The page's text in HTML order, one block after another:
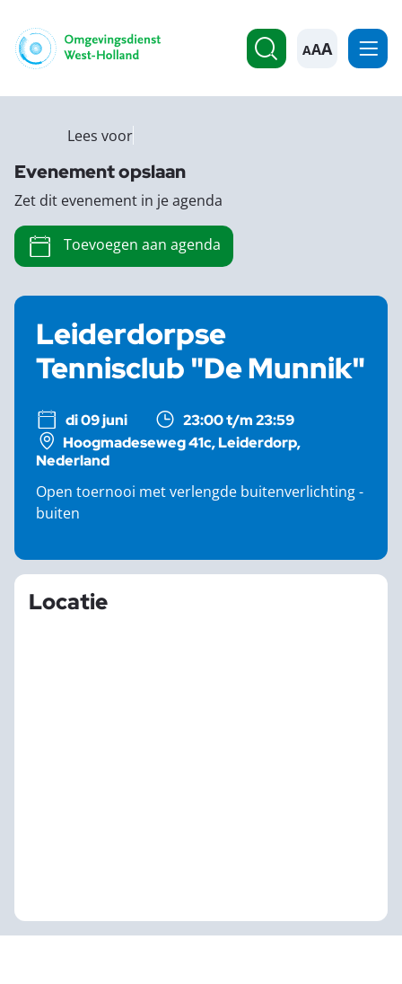
A
Leiderdorpse
Tennisclub "De Munnik"
di 09 juni
23:00 t/m 23:59
Hoogmadeseweg 41c, Leiderdorp,
Nederland
Open toernooi met verlengde buitenverlichting -
buiten
Locatie
Lees voor
Evenement opslaan
Zet dit evenement in je agenda
Toevoegen aan agenda